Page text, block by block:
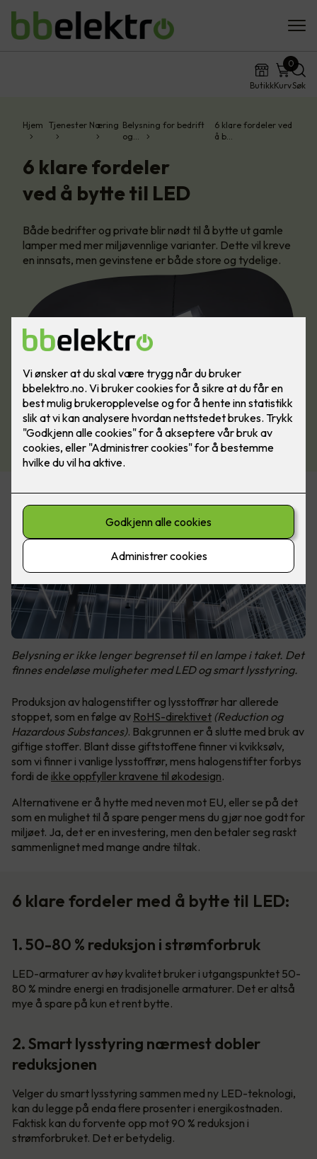
ButikkKurv
0
Søk
Hjem Tjenester Næring Belysning for bedrift
og…
6 klare fordeler ved
å b…
6 klare fordeler
ved å bytte til LED
Både bedrifter og private blir nødt til å bytte ut gamle
lamper med mer miljøvennlige varianter. Dette vil kreve
en innsats, men gevinstene er både store og tydelige.
Belysning er ikke lenger begrenset til en lampe i taket. Det
finnes endeløse muligheter med LED og smart lysstyring.
Produksjon av halogenstifter og lysstoffrør har allerede
stoppet, som en følge av RoHS-direktivet (Reduction og
Hazardous Substances). Bakgrunnen er å slutte med bruk av
giftige stoffer. Blant disse giftstoffene finner vi kvikksølv,
som vi finner i vanlige lysstoffrør, mens halogenstifter forbys
fordi de ikke oppfyller kravene til økodesign.
Alternativene er å hytte med neven mot EU, eller se på det
som en mulighet til å spare penger mens du gjør noe godt for
miljøet. Ja, det er en investering, men den betaler seg raskt
sammenlignet med mange andre tiltak.
6 klare fordeler med å bytte til LED:
1. 50-80 % reduksjon i strømforbruk
LED-armaturer av høy kvalitet bruker i utgangspunktet 50-
80 % mindre energi en tradisjonelle armaturer. Det er altså
mye å spare på kun et rent bytte.
2. Smart lysstyring nærmest dobler
reduksjonen
Velger du smart lysstyring sammen med ny LED-teknologi,
kan du legge på enda flere prosenter i energikostnaden.
Faktisk kan du forvente opp mot 90 % reduksjon i
strømforbruket. Det er betydelig.